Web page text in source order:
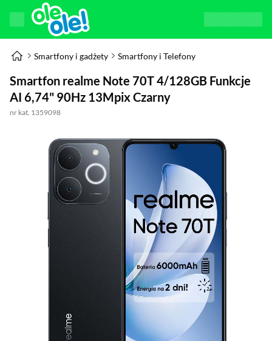
Smartfony i gadżety Smartfony i Telefony
Smartfon realme Note 70T 4/128GB Funkcje
AI 6,74" 90Hz 13Mpix Czarny
nr kat. 1359098